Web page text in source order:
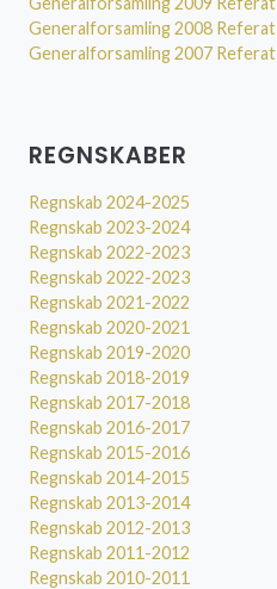
Generalforsamling 2008 Referat
Generalforsamling 2007 Referat
REGNSKABER
Regnskab 2024-2025
Regnskab 2023-2024
Regnskab 2022-2023
Regnskab 2022-2023
Regnskab 2021-2022
Regnskab 2020-2021
Regnskab 2019-2020
Regnskab 2018-2019
Regnskab 2017-2018
Regnskab 2016-2017
Regnskab 2015-2016
Regnskab 2014-2015
Regnskab 2013-2014
Regnskab 2012-2013
Regnskab 2011-2012
Regnskab 2010-2011